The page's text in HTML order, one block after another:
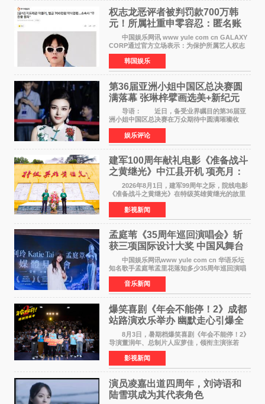
权志龙恶评者被判罚款700万韩
元！所属社重申零容忍：匿名账
号也难逃刑责
中国娱乐网讯 www yule com cn GALAXY
CORP通过官方立场表示：为保护所属艺人权志
龙的名誉和权益，将持续对网络上发生的名誉损
害、散布虚假事实、侮辱、恶意诽谤等行为采取
法律应对措施。
韩国娱乐
第36届亚洲小姐中国区总决赛圆
满落幕 张琳梓擘画选美+新纪元
导语： 近日，备受业界瞩目的第36届亚
洲小姐中国区总决赛在万众期待中圆满璀璨收
官。整场盛典汇聚万千芳华，不仅完成了新一届
美丽代言人的加冕选拔，更在行业发展层面带来
颠覆性突破。活动
娱乐评论
建军100周年献礼电影《准备战斗
之黄继光》中江县开机 项亮月：
以光影为笔，书写英雄赞歌
2026年8月1日，建军99周年之际，院线电影
《准备战斗之黄继光》在特级英雄黄继光的故里
——四川省德阳市中江县黄继光出生地正式开
机。本片出品人、总制片人项亮月主持开机仪
式，&zwnj;特级英雄
影视新闻
孟庭苇《35周年巡回演唱会》斩
获三项国际设计大奖 中国风舞台
美学获全球认可
中国娱乐网讯www yule com cn 华语乐坛
知名歌手孟庭苇孟里花落知多少35周年巡回演唱
会再传喜讯。该演唱会先后荣获美国MUSE
Creative Awards白金奖（Platinum Winner）、
英国London Design
音乐新闻
爆笑喜剧《年会不能停！2》成都
站路演欢乐举办 幽默走心引爆全
场共鸣
8月3日，暑期档爆笑喜剧《年会不能停！2》
导演董润年、总制片人应萝佳，领衔主演张若
昀、白客，惊喜出演庄达菲，特别主演孙艺洲，
特别出演田雨，友情出演欧阳奋强出席成都路
演，与观众近距离互
影视新闻
演员凌嘉出道四周年，刘诗语和
陆雪琪成为其代表角色